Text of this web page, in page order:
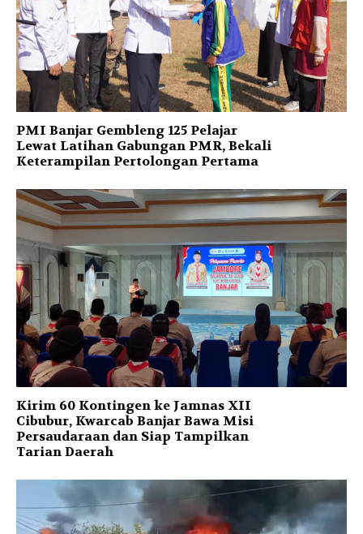
PMI Banjar Gembleng 125 Pelajar
Lewat Latihan Gabungan PMR, Bekali
Keterampilan Pertolongan Pertama
Kirim 60 Kontingen ke Jamnas XII
Cibubur, Kwarcab Banjar Bawa Misi
Persaudaraan dan Siap Tampilkan
Tarian Daerah